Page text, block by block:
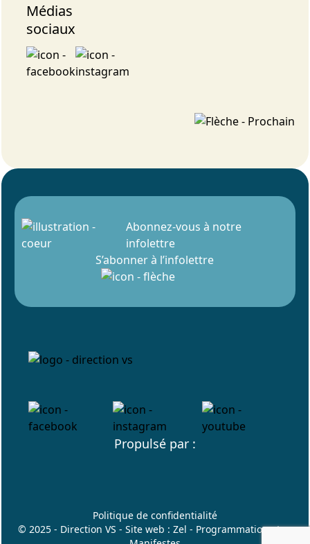
Médias
sociaux
Abonnez-vous à notre
infolettre
S’abonner à l’infolettre
Propulsé par :
Politique de confidentialité
© 2025 - Direction VS - Site web : Zel - Programmation :Les